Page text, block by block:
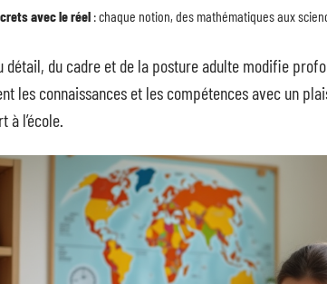
avec le réel : chaque notion, des mathématiques aux
détail, du cadre et de la posture adulte modifie
les connaissances et les compétences avec un
à l’école.